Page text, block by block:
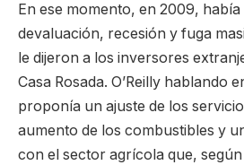
En ese momento, en 2009,
devaluación, recesión y fuga
le dijeron a los inversores
Casa Rosada. O’Reilly hablando
proponía un ajuste de los
aumento de los combustibles y
con el sector agrícola que,